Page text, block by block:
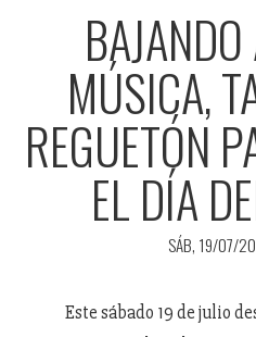
MÚSICA,
REGUETÓN
EL DÍA
SÁB, 19/07/
Este sábado 19 de julio